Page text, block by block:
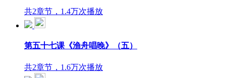
共2章节，1.4万次播放
第五十七课《渔舟唱晚》（五）
共2章节，1.6万次播放